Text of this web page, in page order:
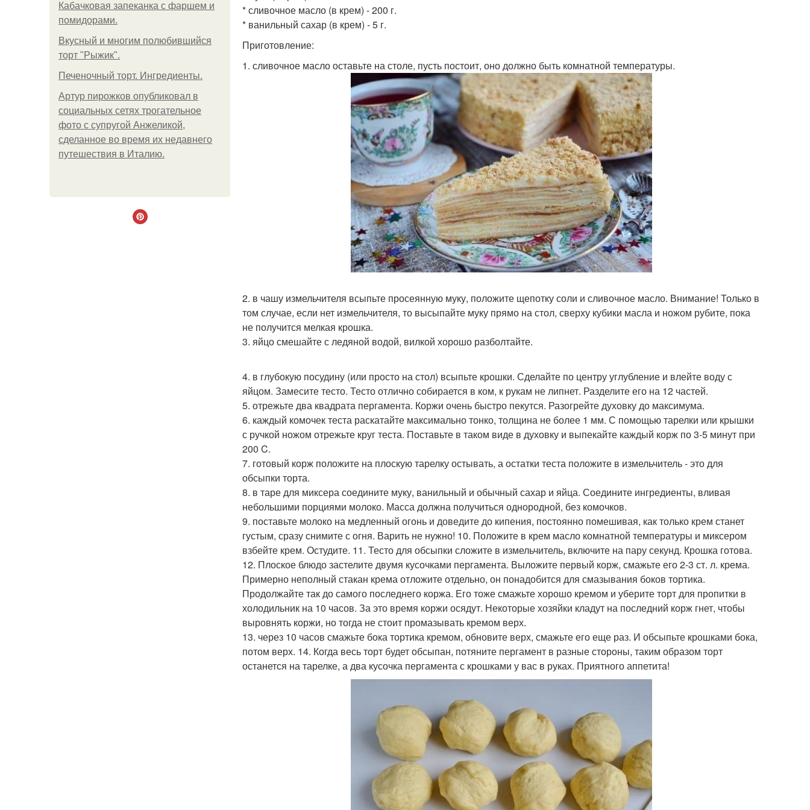
Кабачковая запеканка с фаршем и
помидорами.
Вкусный и многим полюбившийся
торт "Рыжик".
Печеночный торт. Ингредиенты.
Артур пирожков опубликовал в
социальных сетях трогательное
фото с супругой Анжеликой,
сделанное во время их недавнего
путешествия в Италию.
* сливочное масло (в крем) - 200 г.
* ванильный сахар (в крем) - 5 г.
Приготовление:
1. сливочное масло оставьте на столе, пусть постоит, оно должно быть комнатной температуры.
2. в чашу измельчителя всыпьте просеянную муку, положите щепотку соли и сливочное масло. Внимание! Только в
том случае, если нет измельчителя, то высыпайте муку прямо на стол, сверху кубики масла и ножом рубите, пока
не получится мелкая крошка.
3. яйцо смешайте с ледяной водой, вилкой хорошо разболтайте.
4. в глубокую посудину (или просто на стол) всыпьте крошки. Сделайте по центру углубление и влейте воду с
яйцом. Замесите тесто. Тесто отлично собирается в ком, к рукам не липнет. Разделите его на 12 частей.
5. отрежьте два квадрата пергамента. Коржи очень быстро пекутся. Разогрейте духовку до максимума.
6. каждый комочек теста раскатайте максимально тонко, толщина не более 1 мм. С помощью тарелки или крышки
с ручкой ножом отрежьте круг теста. Поставьте в таком виде в духовку и выпекайте каждый корж по 3-5 минут при
200 C.
7. готовый корж положите на плоскую тарелку остывать, а остатки теста положите в измельчитель - это для
обсыпки торта.
8. в таре для миксера соедините муку, ванильный и обычный сахар и яйца. Соедините ингредиенты, вливая
небольшими порциями молоко. Масса должна получиться однородной, без комочков.
9. поставьте молоко на медленный огонь и доведите до кипения, постоянно помешивая, как только крем станет
густым, сразу снимите с огня. Варить не нужно! 10. Положите в крем масло комнатной температуры и миксером
взбейте крем. Остудите. 11. Тесто для обсыпки сложите в измельчитель, включите на пару секунд. Крошка готова.
12. Плоское блюдо застелите двумя кусочками пергамента. Выложите первый корж, смажьте его 2-3 ст. л. крема.
Примерно неполный стакан крема отложите отдельно, он понадобится для смазывания боков тортика.
Продолжайте так до самого последнего коржа. Его тоже смажьте хорошо кремом и уберите торт для пропитки в
холодильник на 10 часов. За это время коржи осядут. Некоторые хозяйки кладут на последний корж гнет, чтобы
выровнять коржи, но тогда не стоит промазывать кремом верх.
13. через 10 часов смажьте бока тортика кремом, обновите верх, смажьте его еще раз. И обсыпьте крошками бока,
потом верх. 14. Когда весь торт будет обсыпан, потяните пергамент в разные стороны, таким образом торт
останется на тарелке, а два кусочка пергамента с крошками у вас в руках. Приятного аппетита!